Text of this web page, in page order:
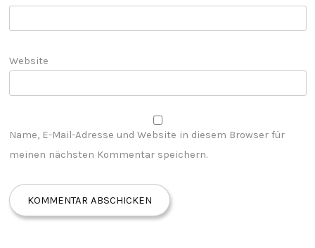
Website
Name, E-Mail-Adresse und Website in diesem Browser für
meinen nächsten Kommentar speichern.